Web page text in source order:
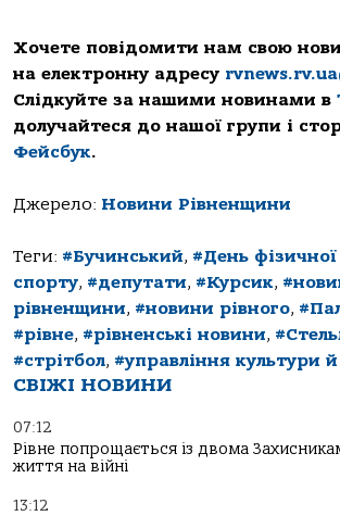
Хочете повідомити нам свою
на електронну адресу
Слідкуйте за нашими новинами в
долучайтеся до нашої групи і
Фейсбук.
Джерело: Новини Рівненщини
Теги: #Бучинський, #День
спорту, #депутати, #Курсик,
рівненщини, #новини рівного,
#рівне, #рівненські новини,
#стрітбол, #управління культури
СВІЖІ НОВИНИ
07:12
Рівне попрощається із двома
життя на війні
13:12